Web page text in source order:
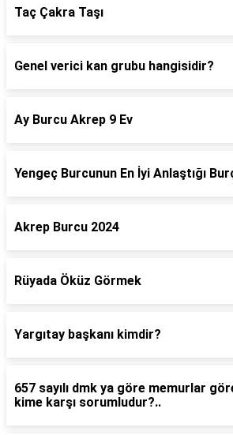
Taç Çakra Taşı
Genel verici kan grubu hangisidir?
Ay Burcu Akrep 9 Ev
Yengeç Burcunun En İyi Anlaştığı
Akrep Burcu 2024
Rüyada Öküz Görmek
Yargıtay başkanı kimdir?
657 sayılı dmk ya göre memurlar
kime karşı sorumludur?..